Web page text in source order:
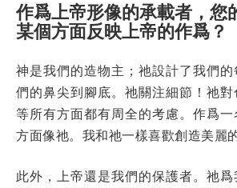
作爲上帝形像的承載者，您
某個方面反映上帝的作爲？
神是我們的造物主；祂設計了我們
們的鼻尖到腳底。祂關注細節！祂
等所有方面都有周全的考慮。作爲
方面像祂。我和祂一樣喜歡創造美麗
此外，上帝還是我們的保護者。祂